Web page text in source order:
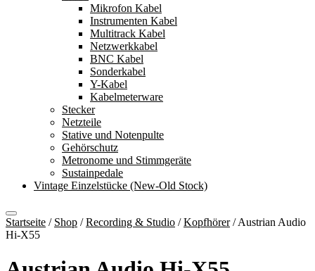
Mikrofon Kabel
Instrumenten Kabel
Multitrack Kabel
Netzwerkkabel
BNC Kabel
Sonderkabel
Y-Kabel
Kabelmeterware
Stecker
Netzteile
Stative und Notenpulte
Gehörschutz
Metronome und Stimmgeräte
Sustainpedale
Vintage Einzelstücke (New-Old Stock)
Startseite / Shop /Recording & Studio /Kopfhörer/Austrian Audio
Hi-X55